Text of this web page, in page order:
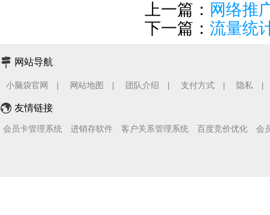
上一篇： 网络推
下一篇： 流量统
网站导航
小脑袋官网 网站地图 团队介绍 支付方式 隐私
友情链接
会员卡管理系统 进销存软件 客户关系管理系统 百度竞价优化 会